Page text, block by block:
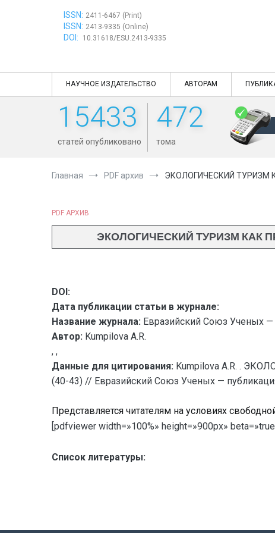
ISSN: 2411-6467 (Print)
ISSN: 2413-9335 (Online)
DOI: 10.31618/ESU.2413-9335
НАУЧНОЕ ИЗДАТЕЛЬСТВО АВТОРАМ
15433
статей опубликовано
472
тома
Главная PDF архив ЭКОЛОГИЧЕСКИЙ ТУРИЗМ
PDF АРХИВ
ЭКОЛОГИЧЕСКИЙ ТУРИЗМ КАК
DOI:
Дата публикации статьи в журнале:
Название журнала: Евразийский Союз Ученых —
Автор: Kumpilova A.R.
, ,
Данные для цитирования: Kumpilova A.R. .
(40-43) // Евразийский Союз Ученых —
Представляется читателям на условиях
[pdfviewer width=»100%» height=»900px»
Список литературы: